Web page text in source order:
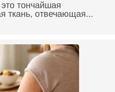
тончайшая
ткань, отвечающая...